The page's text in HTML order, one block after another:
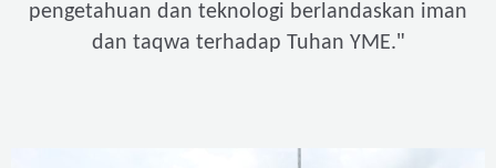
pengetahuan dan teknologi berlandaskan iman
dan taqwa terhadap Tuhan YME."